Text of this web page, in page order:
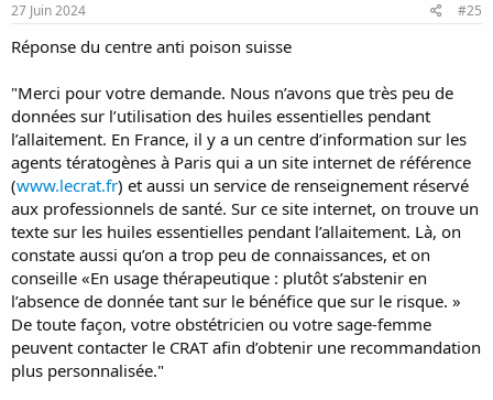
27 Juin 2024 #25
Réponse du centre anti poison suisse
"Merci pour votre demande. Nous n’avons que très peu de
données sur l’utilisation des huiles essentielles pendant
l’allaitement. En France, il y a un centre d’information sur les
agents tératogènes à Paris qui a un site internet de référence
(www.lecrat.fr) et aussi un service de renseignement réservé
aux professionnels de santé. Sur ce site internet, on trouve un
texte sur les huiles essentielles pendant l’allaitement. Là, on
constate aussi qu’on a trop peu de connaissances, et on
conseille «En usage thérapeutique : plutôt s’abstenir en
l’absence de donnée tant sur le bénéfice que sur le risque. »
De toute façon, votre obstétricien ou votre sage-femme
peuvent contacter le CRAT afin d’obtenir une recommandation
plus personnalisée."